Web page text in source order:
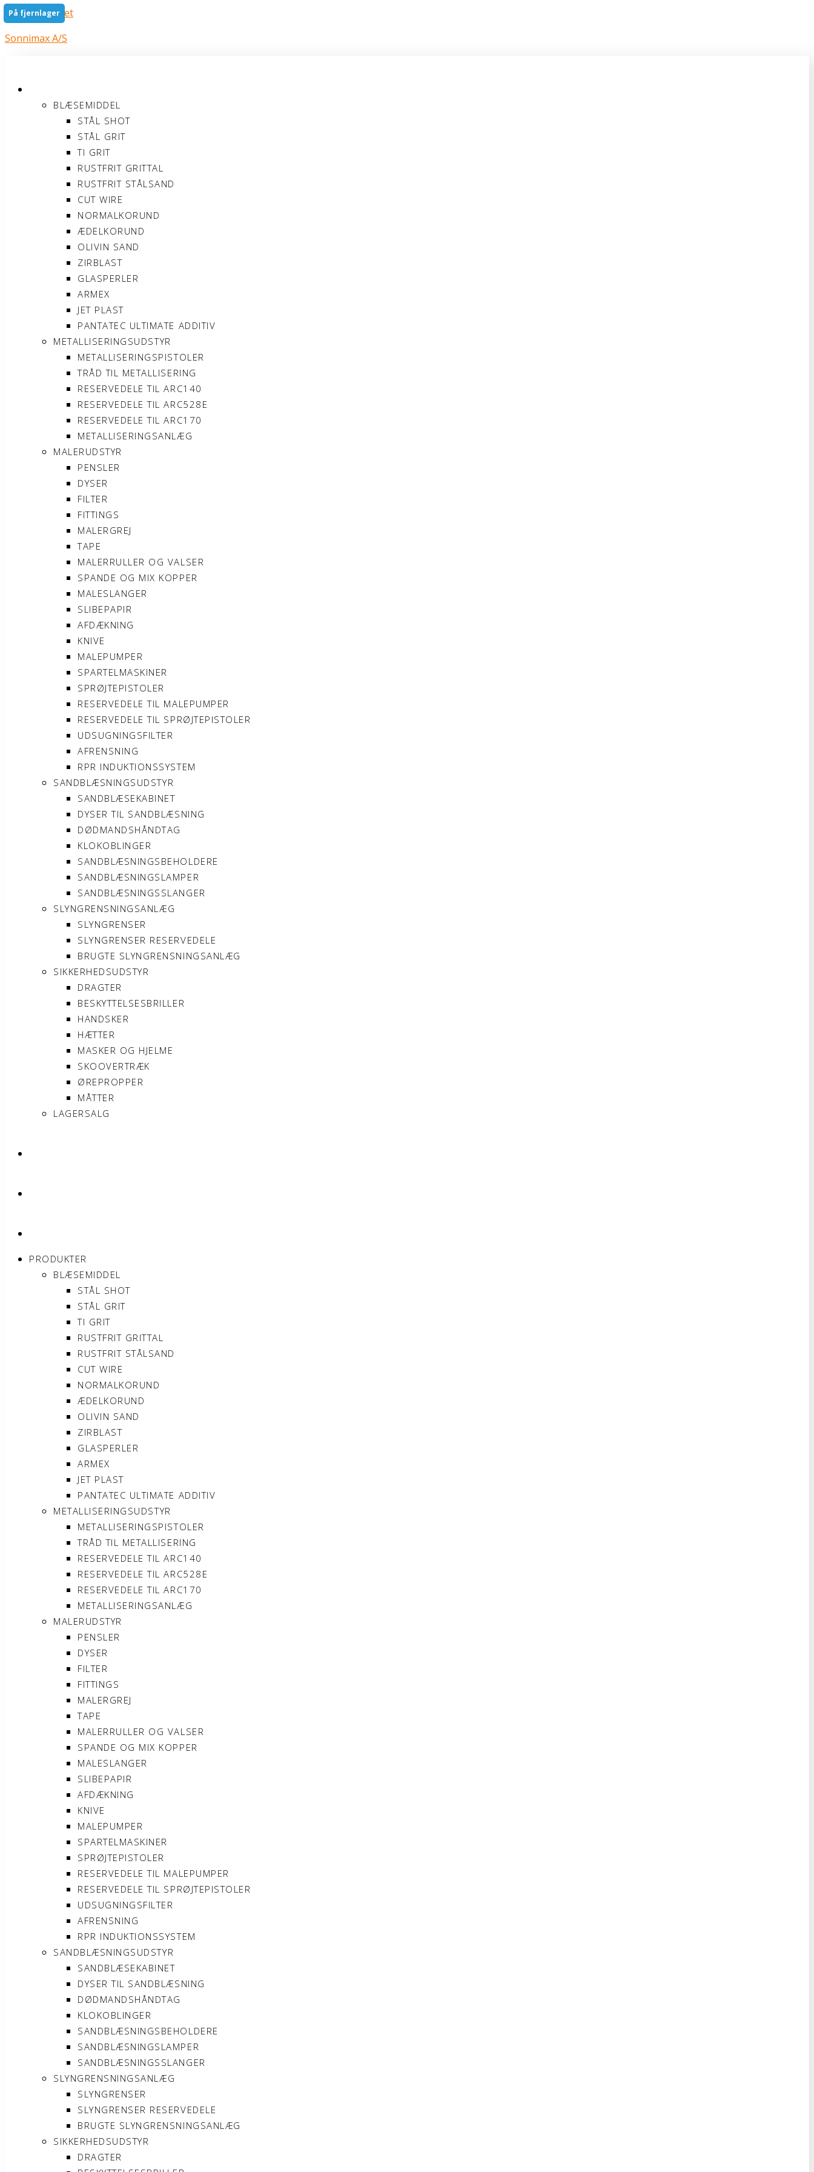
Gå til indholdet
Sonnimax A/S
BLÆSEMIDDEL
STÅL SHOT
STÅL GRIT
TI GRIT
RUSTFRIT GRITTAL
RUSTFRIT STÅLSAND
CUT WIRE
NORMALKORUND
ÆDELKORUND
OLIVIN SAND
ZIRBLAST
GLASPERLER
ARMEX
JET PLAST
PANTATEC ULTIMATE ADDITIV
METALLISERINGSUDSTYR
METALLISERINGSPISTOLER
TRÅD TIL METALLISERING
RESERVEDELE TIL ARC140
RESERVEDELE TIL ARC528E
RESERVEDELE TIL ARC170
METALLISERINGSANLÆG
MALERUDSTYR
PENSLER
DYSER
FILTER
FITTINGS
MALERGREJ
TAPE
MALERRULLER OG VALSER
SPANDE OG MIX KOPPER
MALESLANGER
SLIBEPAPIR
AFDÆKNING
KNIVE
MALEPUMPER
SPARTELMASKINER
SPRØJTEPISTOLER
RESERVEDELE TIL MALEPUMPER
RESERVEDELE TIL SPRØJTEPISTOLER
UDSUGNINGSFILTER
AFRENSNING
RPR INDUKTIONSSYSTEM
SANDBLÆSNINGSUDSTYR
SANDBLÆSEKABINET
DYSER TIL SANDBLÆSNING
DØDMANDSHÅNDTAG
KLOKOBLINGER
SANDBLÆSNINGSBEHOLDERE
SANDBLÆSNINGSLAMPER
SANDBLÆSNINGSSLANGER
SLYNGRENSNINGSANLÆG
SLYNGRENSER
SLYNGRENSER RESERVEDELE
BRUGTE SLYNGRENSNINGSANLÆG
SIKKERHEDSUDSTYR
DRAGTER
BESKYTTELSESBRILLER
HANDSKER
HÆTTER
MASKER OG HJELME
SKOOVERTRÆK
ØREPROPPER
MÅTTER
LAGERSALG
PRODUKTER
BLÆSEMIDDEL
STÅL SHOT
STÅL GRIT
TI GRIT
RUSTFRIT GRITTAL
RUSTFRIT STÅLSAND
CUT WIRE
NORMALKORUND
ÆDELKORUND
OLIVIN SAND
ZIRBLAST
GLASPERLER
ARMEX
JET PLAST
PANTATEC ULTIMATE ADDITIV
METALLISERINGSUDSTYR
METALLISERINGSPISTOLER
TRÅD TIL METALLISERING
RESERVEDELE TIL ARC140
RESERVEDELE TIL ARC528E
RESERVEDELE TIL ARC170
METALLISERINGSANLÆG
MALERUDSTYR
PENSLER
DYSER
FILTER
FITTINGS
MALERGREJ
TAPE
MALERRULLER OG VALSER
SPANDE OG MIX KOPPER
MALESLANGER
SLIBEPAPIR
AFDÆKNING
KNIVE
MALEPUMPER
SPARTELMASKINER
SPRØJTEPISTOLER
RESERVEDELE TIL MALEPUMPER
RESERVEDELE TIL SPRØJTEPISTOLER
UDSUGNINGSFILTER
AFRENSNING
RPR INDUKTIONSSYSTEM
SANDBLÆSNINGSUDSTYR
SANDBLÆSEKABINET
DYSER TIL SANDBLÆSNING
DØDMANDSHÅNDTAG
KLOKOBLINGER
SANDBLÆSNINGSBEHOLDERE
SANDBLÆSNINGSLAMPER
SANDBLÆSNINGSSLANGER
SLYNGRENSNINGSANLÆG
SLYNGRENSER
SLYNGRENSER RESERVEDELE
BRUGTE SLYNGRENSNINGSANLÆG
SIKKERHEDSUDSTYR
DRAGTER
På fjernlager